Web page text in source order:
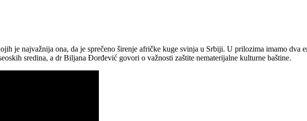
je najvažnija ona, da je sprečeno širenje afričke kuge svinja u Srbiji. U prilozima imamo dva
sredina, a dr Biljana Đorđević govori o važnosti zaštite nematerijalne kulturne baštine.